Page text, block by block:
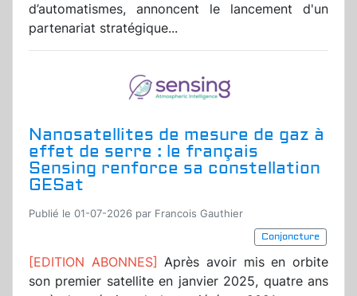
d’automatismes, annoncent le lancement d'un
partenariat stratégique...
Nanosatellites de mesure de gaz à
effet de serre : le français
Sensing renforce sa constellation
GESat
Publié le 01-07-2026 par Francois Gauthier
Conjoncture
[EDITION ABONNES]Après avoir mis en orbite
son premier satellite en janvier 2025, quatre ans